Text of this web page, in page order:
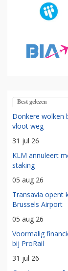
Best gelezen
Donkere wolken
vloot weg
31 jul 26
KLM annuleert
staking
05 aug 26
Transavia opent
Brussels Airport
05 aug 26
Voormalig
bij ProRail
31 jul 26